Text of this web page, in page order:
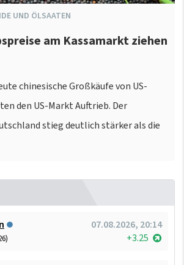
UND ÖLSAATEN
am Kassamarkt ziehen
chinesische Großkäufe von US-
den US-Markt Auftrieb. Der
stieg deutlich stärker als die
07.08.2026, 20:14
+3.25